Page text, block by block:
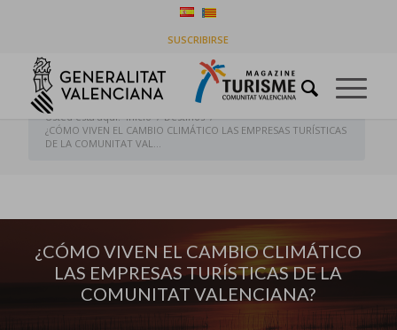
SUSCRIBIRSE
EMPRESAS TURÍSTICAS DE LA COMUNITAT
VALENCIANA?
Usted está aquí: Inicio / Destinos /
¿CÓMO VIVEN EL CAMBIO CLIMÁTICO LAS EMPRESAS TURÍSTICAS
DE LA COMUNITAT VAL...
¿CÓMO VIVEN EL CAMBIO CLIMÁTICO
LAS EMPRESAS TURÍSTICAS DE LA
COMUNITAT VALENCIANA?